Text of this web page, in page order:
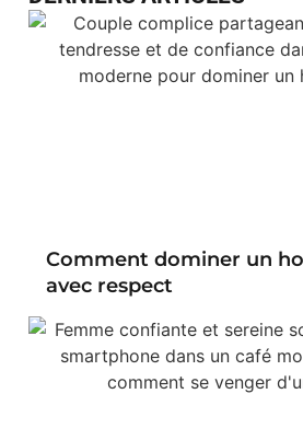
Comment dominer un
avec respect